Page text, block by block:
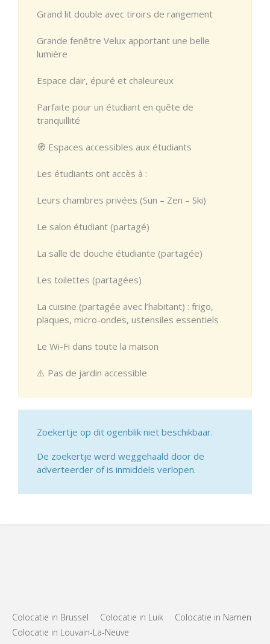
Grand lit double avec tiroirs de rangement
Grande fenêtre Velux apportant une belle
lumière
Espace clair, épuré et chaleureux
Parfaite pour un étudiant en quête de
tranquillité
🧭 Espaces accessibles aux étudiants
Les étudiants ont accès à :
Leurs chambres privées (Sun – Zen – Ski)
Le salon étudiant (partagé)
La salle de douche étudiante (partagée)
Les toilettes (partagées)
La cuisine (partagée avec l’habitant) : frigo,
plaques, micro-ondes, ustensiles essentiels
Le Wi-Fi dans toute la maison
⚠️ Pas de jardin accessible
Zoekertje op dit ogenblik niet beschikbaar.
De zoekertje werd weggehaald door de
adverteerder of is inmiddels verlopen.
Colocatie in Brussel Colocatie in Luik
Colocatie in Namen
Colocatie in Louvain-La-Neuve